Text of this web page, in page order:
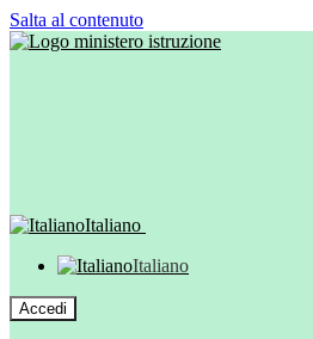
Salta al contenuto
Italiano
Italiano
Accedi